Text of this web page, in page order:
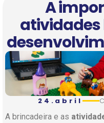
A
atividades
24.abril
A brincadeira e as